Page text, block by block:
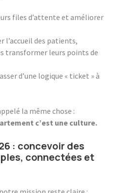
files d’attente et améliorer
l’accueil des patients,
transformer leurs points de
d’une logique « ticket » à
la même chose :
c’est une culture.
: concevoir des
connectées et